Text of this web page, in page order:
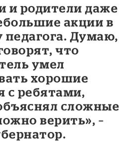
и родители даже
акции в
педагога. Думаю,
что
умел
хорошие
с ребятами,
сложные
верить», –